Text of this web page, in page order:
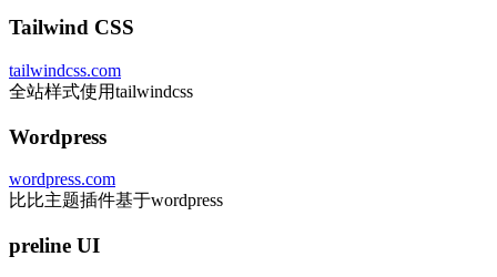
Tailwind CSS
tailwindcss.com
全站样式使用tailwindcss
Wordpress
wordpress.com
比比主题插件基于wordpress
preline UI